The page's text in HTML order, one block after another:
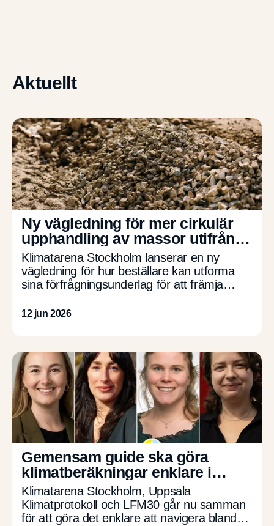
Aktuellt
Ny vägledning för mer cirkulär
upphandling av massor utifrån
AMA-koder
Klimatarena Stockholm lanserar en ny
vägledning för hur beställare kan utforma
sina förfrågningsunderlag för att främja
Vägledningen har utvecklats av Peab och
12 jun 2026
Gemensam guide ska göra
klimatberäkningar enklare i
anläggningsbranschen
Klimatarena Stockholm, Uppsala
Klimatprotokoll och LFM30 går nu samman
för att göra det enklare att navigera bland